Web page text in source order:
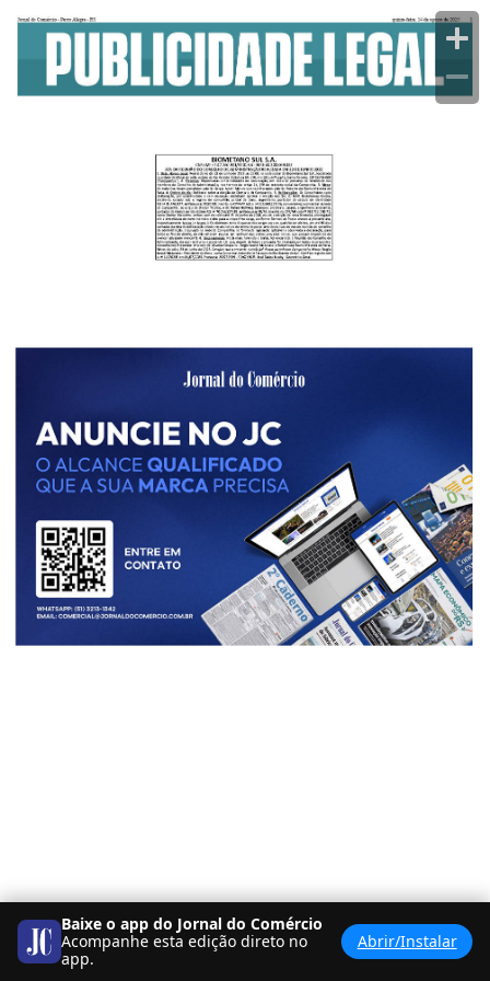
Baixe o app do Jornal do Comércio
Acompanhe esta edição direto no
app.
Abrir/Instalar
< BANCA >